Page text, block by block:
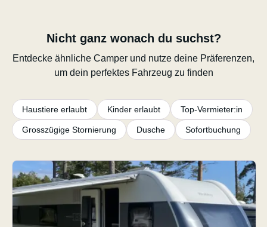
Nicht ganz wonach du suchst?
Entdecke ähnliche Camper und nutze deine Präferenzen,
um dein perfektes Fahrzeug zu finden
Haustiere erlaubt Kinder erlaubt Top-Vermieter:in
Grosszügige Stornierung Dusche Sofortbuchung